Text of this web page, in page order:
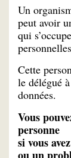
Un
peut avoir
qui
Cette
le délégué
données.
Vous
personne
si vous